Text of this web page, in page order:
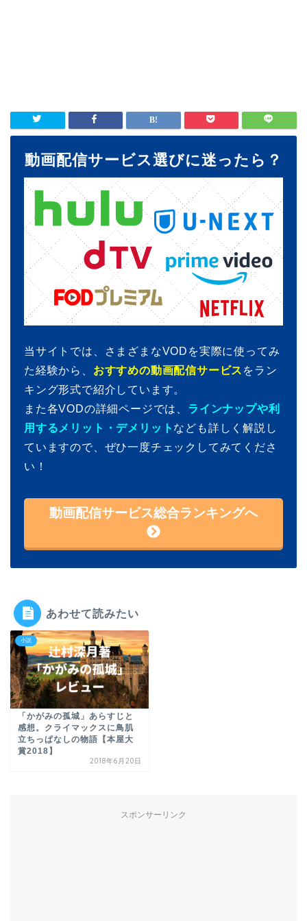
動画配信サービス選びに迷ったら？
当サイトでは、さまざまなVODを実際に使ってみ
た経験から、 おすすめの動画配信サービス をラン
キング形式で紹介しています。
また各VODの詳細ページでは、 ラインナップや利
用するメリット・デメリット なども詳しく解説し
ていますので、ぜひ一度チェックしてみてくださ
い！
動画配信サービス総合ランキングへ
あわせて読みたい
小説
「かがみの孤城」あらすじと
感想。クライマックスに鳥肌
立ちっぱなしの物語【本屋大
賞2018】
2018年6月20日
スポンサーリンク